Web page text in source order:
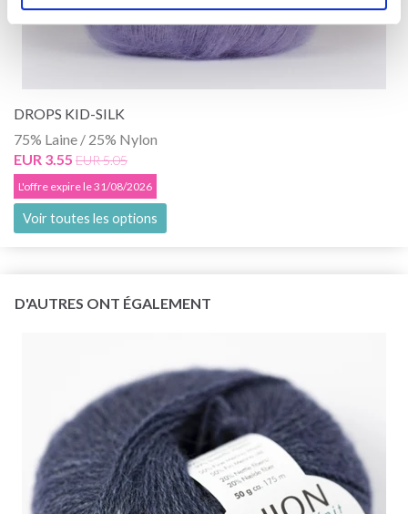
DROPS KID-SILK
75% Laine / 25% Nylon
EUR 3.55 EUR 5.05
L'offre expire le 31/08/2026
Voir toutes les options
D'AUTRES ONT ÉGALEMENT